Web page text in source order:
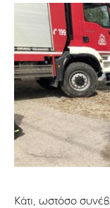
Κάτι, ωστόσο